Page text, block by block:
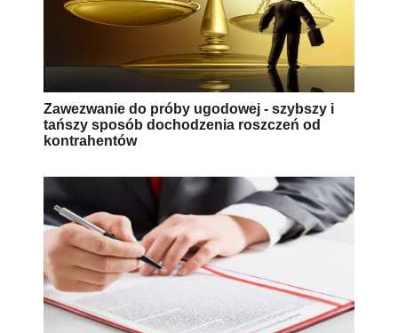
Zawezwanie do próby ugodowej - szybszy i
tańszy sposób dochodzenia roszczeń od
kontrahentów